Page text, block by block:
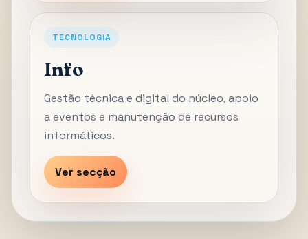
TECNOLOGIA
Info
Gestão técnica e digital do núcleo, apoio
a eventos e manutenção de recursos
informáticos.
Ver secção